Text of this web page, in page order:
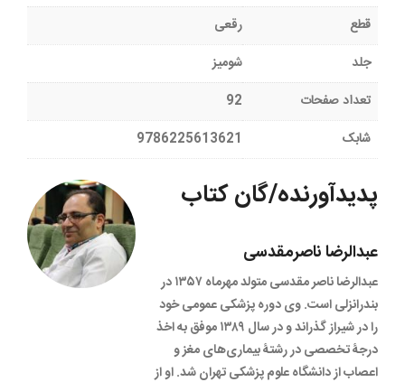
قطع
رقعی
جلد
شومیز
تعداد صفحات
92
شابک
9786225613621
پدیدآورنده/گان کتاب
عبدالرضا ناصرمقدسی
عبدالرضا ناصر مقدسی متولد مهرماه ۱۳۵۷ در
بندرانزلی است. وی دوره پزشکی عمومی خود
را در شیراز گذراند و در سال ۱۳۸۹ موفق به اخذ
درجۀ تخصصی در رشتۀ بیماری­‌های مغز و
اعصاب از دانشگاه علوم پزشکی تهران شد. او از